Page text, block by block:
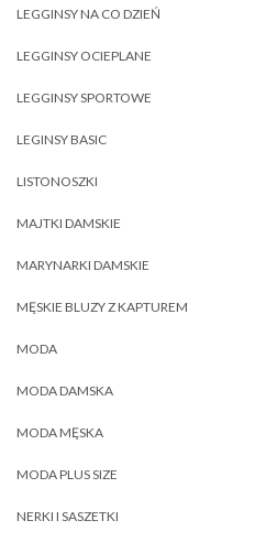
LEGGINSY NA CO DZIEŃ
LEGGINSY OCIEPLANE
LEGGINSY SPORTOWE
LEGINSY BASIC
LISTONOSZKI
MAJTKI DAMSKIE
MARYNARKI DAMSKIE
MĘSKIE BLUZY Z KAPTUREM
MODA
MODA DAMSKA
MODA MĘSKA
MODA PLUS SIZE
NERKI I SASZETKI